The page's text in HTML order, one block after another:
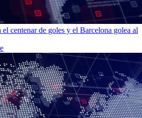
centenar de goles y el Barcelona golea al